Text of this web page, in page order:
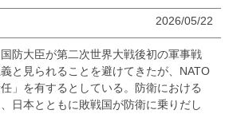
2026/05/22
防大臣が第二次世界大戦後初の軍事戦
と見られることを避けてきたが、NATO
」を有するとしている。防衛における
日本とともに敗戦国が防衛に乗りだし